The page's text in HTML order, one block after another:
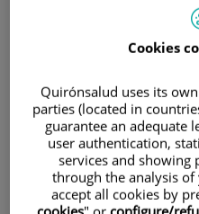
La celebración de las
acomer copiosamente, lo
temida ganancia de
digestivo, que puede
flatulencia, distensión
hasta indigestión, que
Cookies
Quirónsalud uses its
parties (located in
guarantee an adequate
user authentication,
services and showing
through the analysis of
accept all cookies by